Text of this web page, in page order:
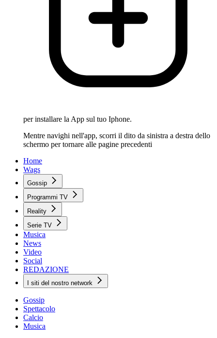
per installare la App sul tuo Iphone.
Mentre navighi nell'app, scorri il dito da sinistra a destra dello
schermo per tornare alle pagine precedenti
Home
Wags
Gossip
Programmi TV
Reality
Serie TV
Musica
News
Video
Social
REDAZIONE
I siti del nostro network
Gossip
Spettacolo
Calcio
Musica